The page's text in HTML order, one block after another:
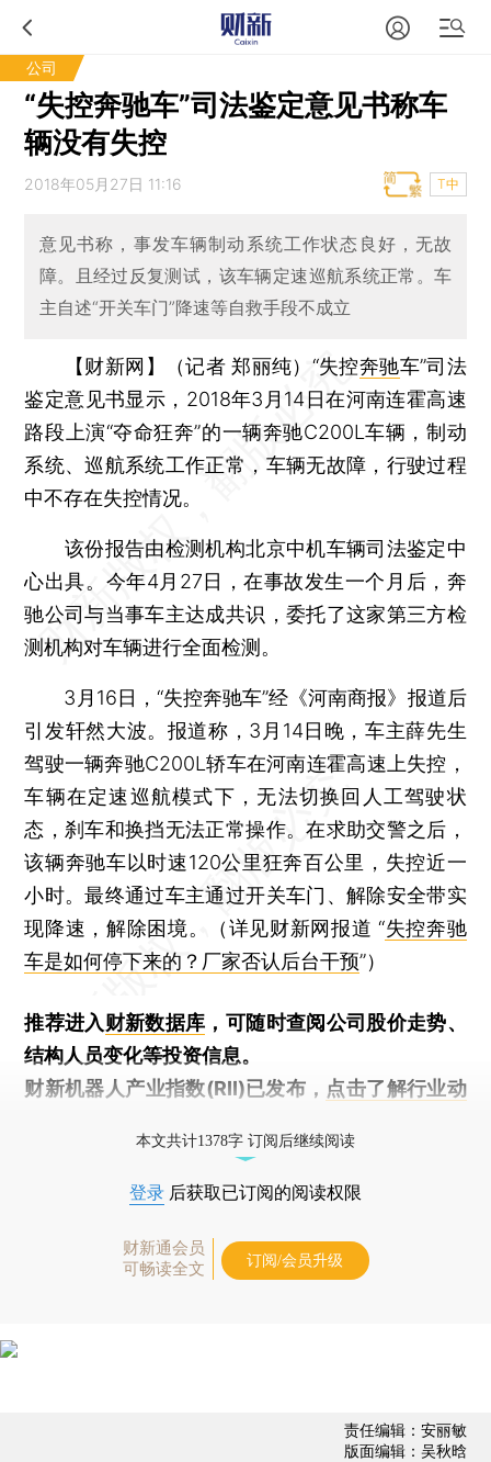
公司
“失控奔驰车”司法鉴定意见书称车
辆没有失控
2018年05月27日 11:16 T中
意见书称，事发车辆制动系统工作状态良好，无故
障。且经过反复测试，该车辆定速巡航系统正常。车
主自述“开关车门”降速等自救手段不成立
【财新网】（记者 郑丽纯） “失控奔驰车”司法
鉴定意见书显示，2018年3月14日在河南连霍高速
路段上演“夺命狂奔”的一辆奔驰C200L车辆，制动
系统、巡航系统工作正常，车辆无故障，行驶过程
中不存在失控情况。
该份报告由检测机构北京中机车辆司法鉴定中
心出具。今年4月27日，在事故发生一个月后，奔
驰公司与当事车主达成共识，委托了这家第三方检
测机构对车辆进行全面检测。
3月16日，“失控奔驰车”经《河南商报》报道后
引发轩然大波。报道称，3月14日晚，车主薛先生
驾驶一辆奔驰C200L轿车在河南连霍高速上失控，
车辆在定速巡航模式下，无法切换回人工驾驶状
态，刹车和换挡无法正常操作。在求助交警之后，
该辆奔驰车以时速120公里狂奔百公里，失控近一
小时。最终通过车主通过开关车门、解除安全带实
现降速，解除困境。（详见财新网报道 “失控奔驰
车是如何停下来的？厂家否认后台干预”）
推荐进入财新数据库 ，可随时查阅公司股价走势、
结构人员变化等投资信息。
财新机器人产业指数(RII)已发布， 点击了解行业动
本文共计1378字 订阅后继续阅读
登录 后获取已订阅的阅读权限
财新通会员
可畅读全文
订阅/会员升级
责任编辑：安丽敏
版面编辑：吴秋晗